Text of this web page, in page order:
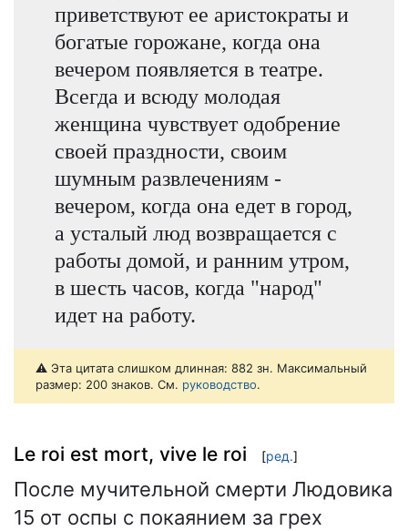
приветствуют ее аристократы и
богатые горожане, когда она
вечером появляется в театре.
Всегда и всюду молодая
женщина чувствует одобрение
своей праздности, своим
шумным развлечениям -
вечером, когда она едет в город,
а усталый люд возвращается с
работы домой, и ранним утром,
в шесть часов, когда "народ"
идет на работу.
⚠️ Эта цитата слишком длинная: 882 зн. Максимальный
размер: 200 знаков. См. руководство.
Le roi est mort, vive le roi [ред.]
После мучительной смерти Людовика
15 от оспы с покаянием за грех